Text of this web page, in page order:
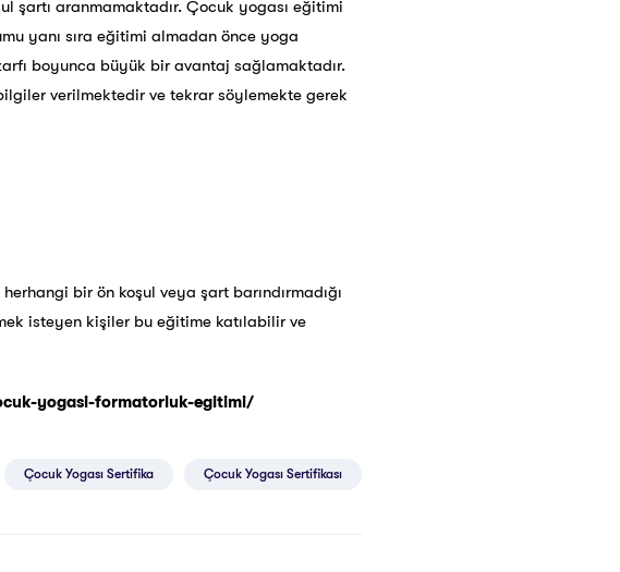
şartı aranmamaktadır. Çocuk yogası eğitimi
yanı sıra eğitimi almadan önce yoga
boyunca büyük bir avantaj sağlamaktadır.
verilmektedir ve tekrar söylemekte gerek
bir ön koşul veya şart barındırmadığı
isteyen kişiler bu eğitime katılabilir ve
yogasi-formatorluk-egitimi/
Çocuk Yogası Sertifika Çocuk Yogası Sertifikası